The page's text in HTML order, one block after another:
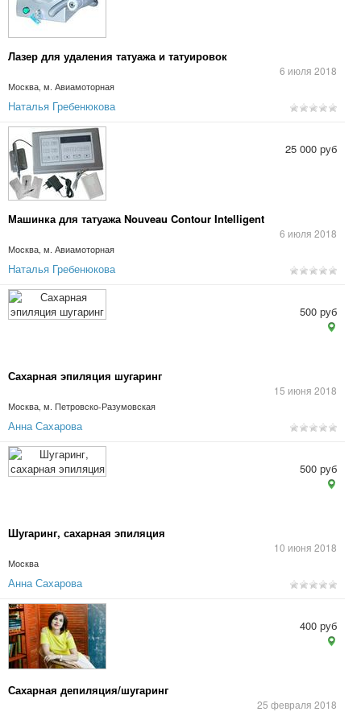
Лазер для удаления татуажа и татуировок
6 июля 2018
Москва, м. Авиамоторная
Наталья Гребенюкова
Машинка для татуажа Nouveau Contour Intelligent
6 июля 2018
Москва, м. Авиамоторная
25 000 руб
Наталья Гребенюкова
Сахарная эпиляция шугаринг
15 июня 2018
Москва, м. Петровско-Разумовская
500 руб
Анна Сахарова
Шугаринг, сахарная эпиляция
10 июня 2018
Москва
500 руб
Анна Сахарова
Сахарная депиляция/шугаринг
25 февраля 2018
400 руб